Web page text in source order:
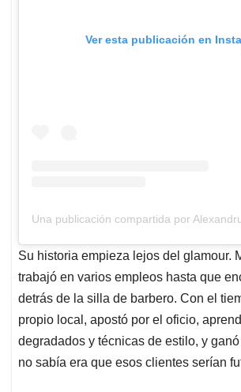
Ver esta publicación en
Una publicación compartida por
Su historia empieza lejos del glamour.
trabajó en varios empleos hasta que
detrás de la silla de barbero. Con el
propio local, apostó por el oficio,
degradados y técnicas de estilo, y
no sabía era que esos clientes serían